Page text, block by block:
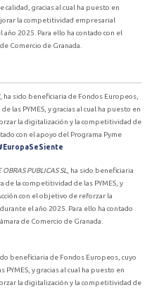
calidad, gracias al cual ha puesto en
la competitividad empresarial
2025. Para ello ha contado con el
Comercio de Granada.
, ha sido beneficiaria de Fondos Europeos,
las PYMES, y gracias al cual ha puesto en
la digitalización y la competitividad de
con el apoyo del Programa Pyme
PUBLICAS SL , ha sido beneficiaria
la competitividad de las PYMES, y
con el objetivo de reforzar la
el año 2025. Para ello ha contado
de Comercio de Granada.
beneficiaria de Fondos Europeos, cuyo
y gracias al cual ha puesto en
la digitalización y la competitividad de